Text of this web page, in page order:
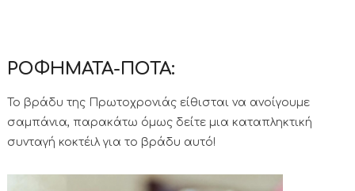
ΡΟΦΗΜΑΤΑ-ΠΟΤΑ:
Το βράδυ της Πρωτοχρονιάς είθισται να ανοίγουμε
σαμπάνια, παρακάτω όμως δείτε μια καταπληκτική
συνταγή κοκτέιλ για το βράδυ αυτό!